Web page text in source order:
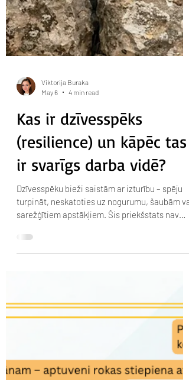
Viktorija Buraka
May 6
4 min read
Kas ir dzīvesspēks
(resilience) un kāpēc tas
turpināt, neskatoties uz nogurumu, šaubām vai
sarežģītiem apstākļiem. Šis priekšstats nav
“izturēt”. Kas patiesībā ir dzīvesspēks, un kāpēc
tas kļūst par vienu no svarīgākajām